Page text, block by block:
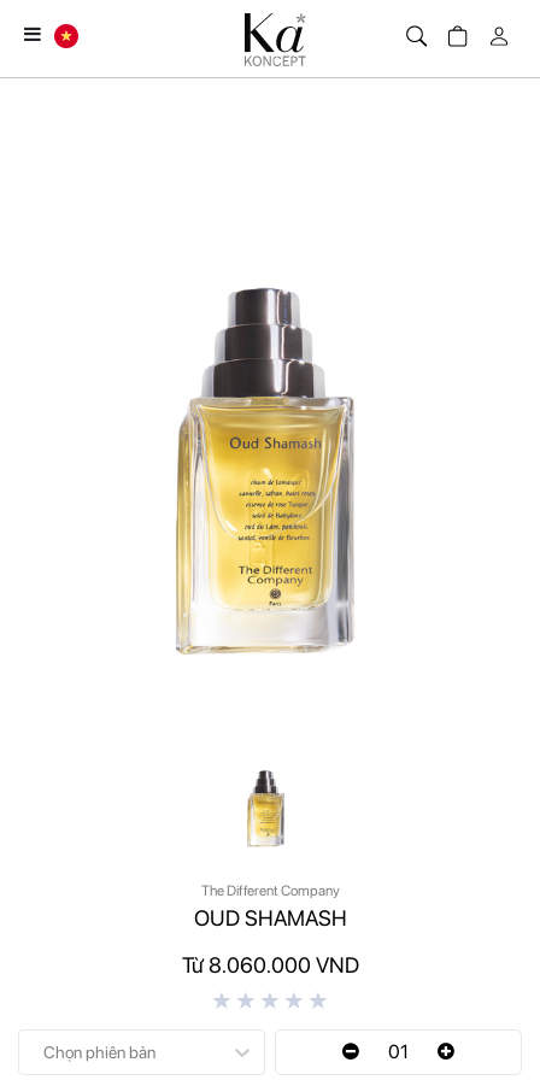
The Different Company
OUD SHAMASH
Từ 8.060.000 VND
Chọn phiên bản 01